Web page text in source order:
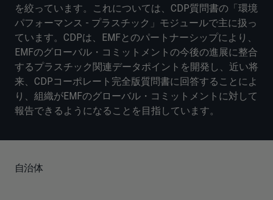
を絞っています。これについては、CDP質問書の「環境
パフォーマンス - プラスチック」モジュールで主に扱っ
ています。CDPは、EMFとのパートナーシップにより、
EMFのグローバル・コミットメントの今後の進展に整合
するプラスチック関連データポイントを開発し、近い将
来、CDPコーポレート完全版質問書に回答することによ
り、組織がEMFのグローバル・コミットメントに対して
報告できるようになることを目指しています。
自治体